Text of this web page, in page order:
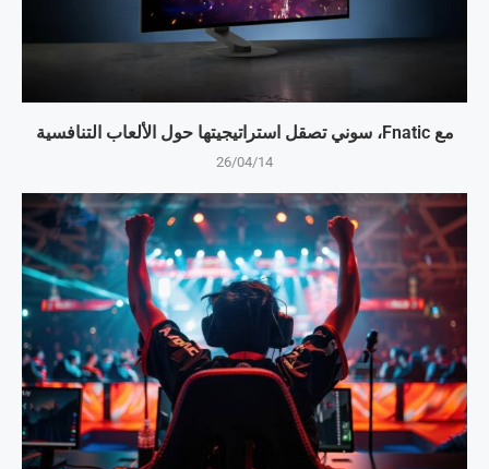
مع Fnatic، سوني تصقل استراتيجيتها حول الألعاب التنافسية
26/04/14